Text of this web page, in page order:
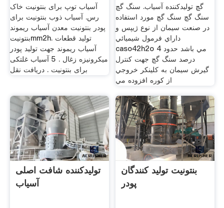
آسیاب توپ برای بنتونیت خاک
رس. آسیاب ذوب بنتونیت برای
پودر بنتونیت معدن آسیاب ریموند
بنتونیتmm2h. تولید قطعات
آسیاب ریموند جهت تولید پودر
میکرونیزه زغال . 5 آسیاب غلتکی
برای بنتونیت . دریافت نقل
گچ تولیدکننده آسیاب. سنگ گچ
سنگ گچ سنگ گچ مورد استفاده
در صنعت سيمان از نوع ژيپس و
داراي فرمول شيميائي
caso42h2o مي باشد حدود 4
درصد سنگ گچ جهت كنترل
گيرش سيمان به كلينكر خروجي
از كوره افزوده مي
تولیدکننده شافت اصلی
آسیاب
بنتونیت تولید کنندگان
پودر